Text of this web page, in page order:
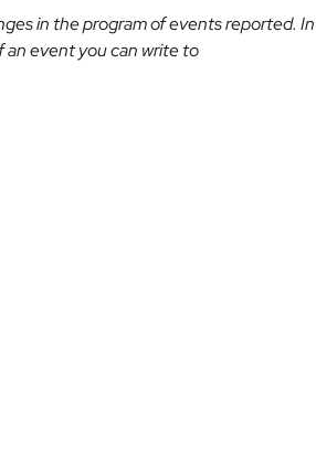
in the program of events reported. In
event you can write to